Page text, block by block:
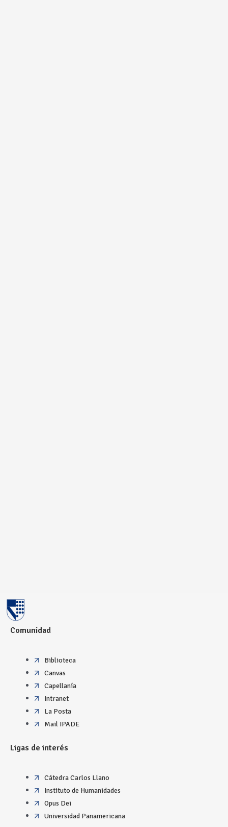
Comunidad
Biblioteca
Canvas
Capellanía
Intranet
La Posta
Mail IPADE
Ligas de interés
Cátedra Carlos Llano
Instituto de Humanidades
Opus Dei
Universidad Panamericana